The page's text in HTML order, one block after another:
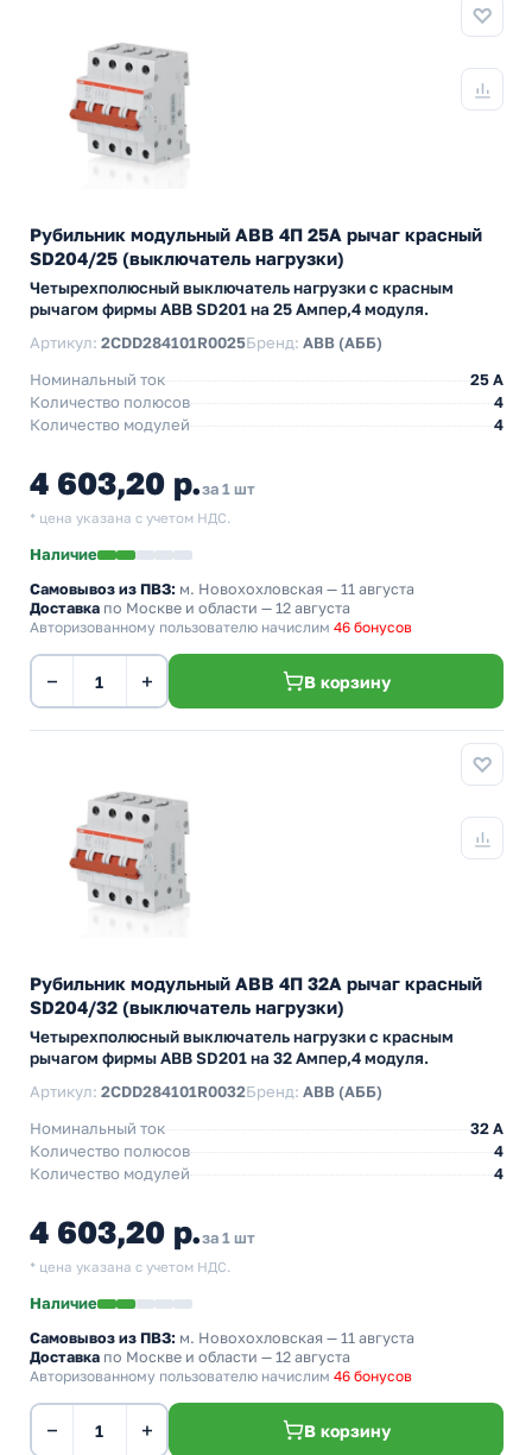
Рубильник модульный ABB 4П 25А рычаг красный
SD204/25 (выключатель нагрузки)
Четырехполюсный выключатель нагрузки с красным
рычагом фирмы ABB SD201 на 25 Ампер,4 модуля.
Артикул: 2CDD284101R0025Бренд: ABB (АББ)
Номинальный ток
25 A
Количество полюсов
4
Количество модулей
4
4 603,20 р.за 1 шт
* цена указана с учетом НДС.
Наличие
Самовывоз из ПВЗ: м. Новохохловская — 11 августа
Доставка по Москве и области — 12 августа
Авторизованному пользователю начислим 46 бонусов
− + В корзину
Рубильник модульный ABB 4П 32А рычаг красный
SD204/32 (выключатель нагрузки)
Четырехполюсный выключатель нагрузки с красным
рычагом фирмы ABB SD201 на 32 Ампер,4 модуля.
Артикул: 2CDD284101R0032Бренд: ABB (АББ)
Номинальный ток
32 A
Количество полюсов
4
Количество модулей
4
4 603,20 р.за 1 шт
* цена указана с учетом НДС.
Наличие
Самовывоз из ПВЗ: м. Новохохловская — 11 августа
Доставка по Москве и области — 12 августа
Авторизованному пользователю начислим 46 бонусов
− + В корзину